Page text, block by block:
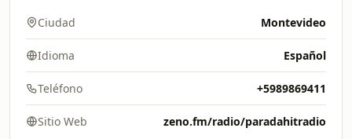
Ciudad Montevideo
Idioma Español
Teléfono +5989869411
Sitio Web zeno.fm/radio/paradahitradio